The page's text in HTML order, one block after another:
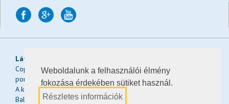
Weboldalunk a felhasználói élmény
fokozása érdekében sütiket használ.
Részletes információk
Látogatások:
Copyright © 2026 Bodajk Város Önkormányzatának hivatalos
portálja
A képeket a weboldalra Keserű Gergő, Salgói János és Kiss
Balázs biztosította.